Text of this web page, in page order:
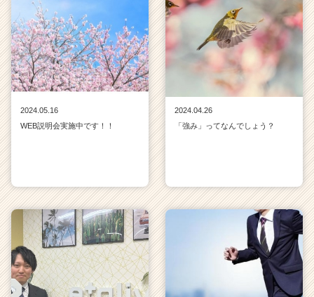
2024.05.16
WEB説明会実施中です！！
2024.04.26
「強み」ってなんでしょう？